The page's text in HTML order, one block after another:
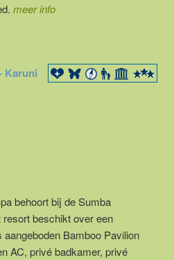
meer info
Karuni
behoort bij de Sumba
beschikt over een
Bamboo Pavilion
AC, privé badkamer, privé